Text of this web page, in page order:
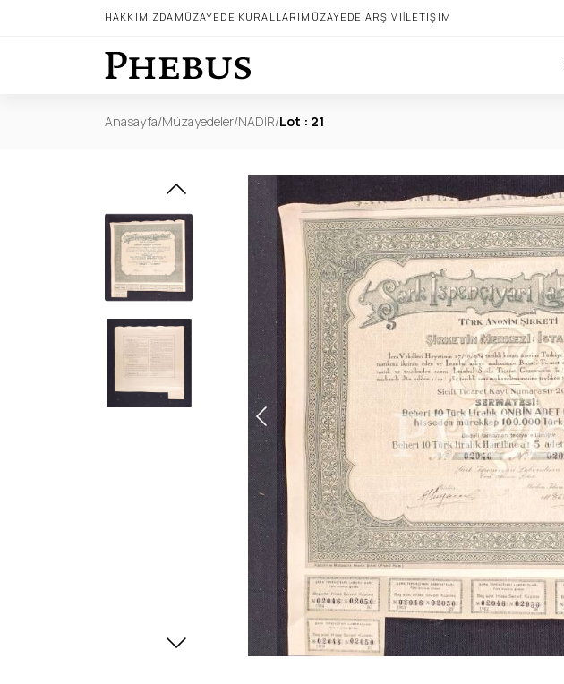
HAKKIMIZDA MÜZAYEDE KURALLARI MÜZAYEDE ARŞIVIİLETIŞIM
Anasayfa/Müzayedeler/NADİR/Lot : 21